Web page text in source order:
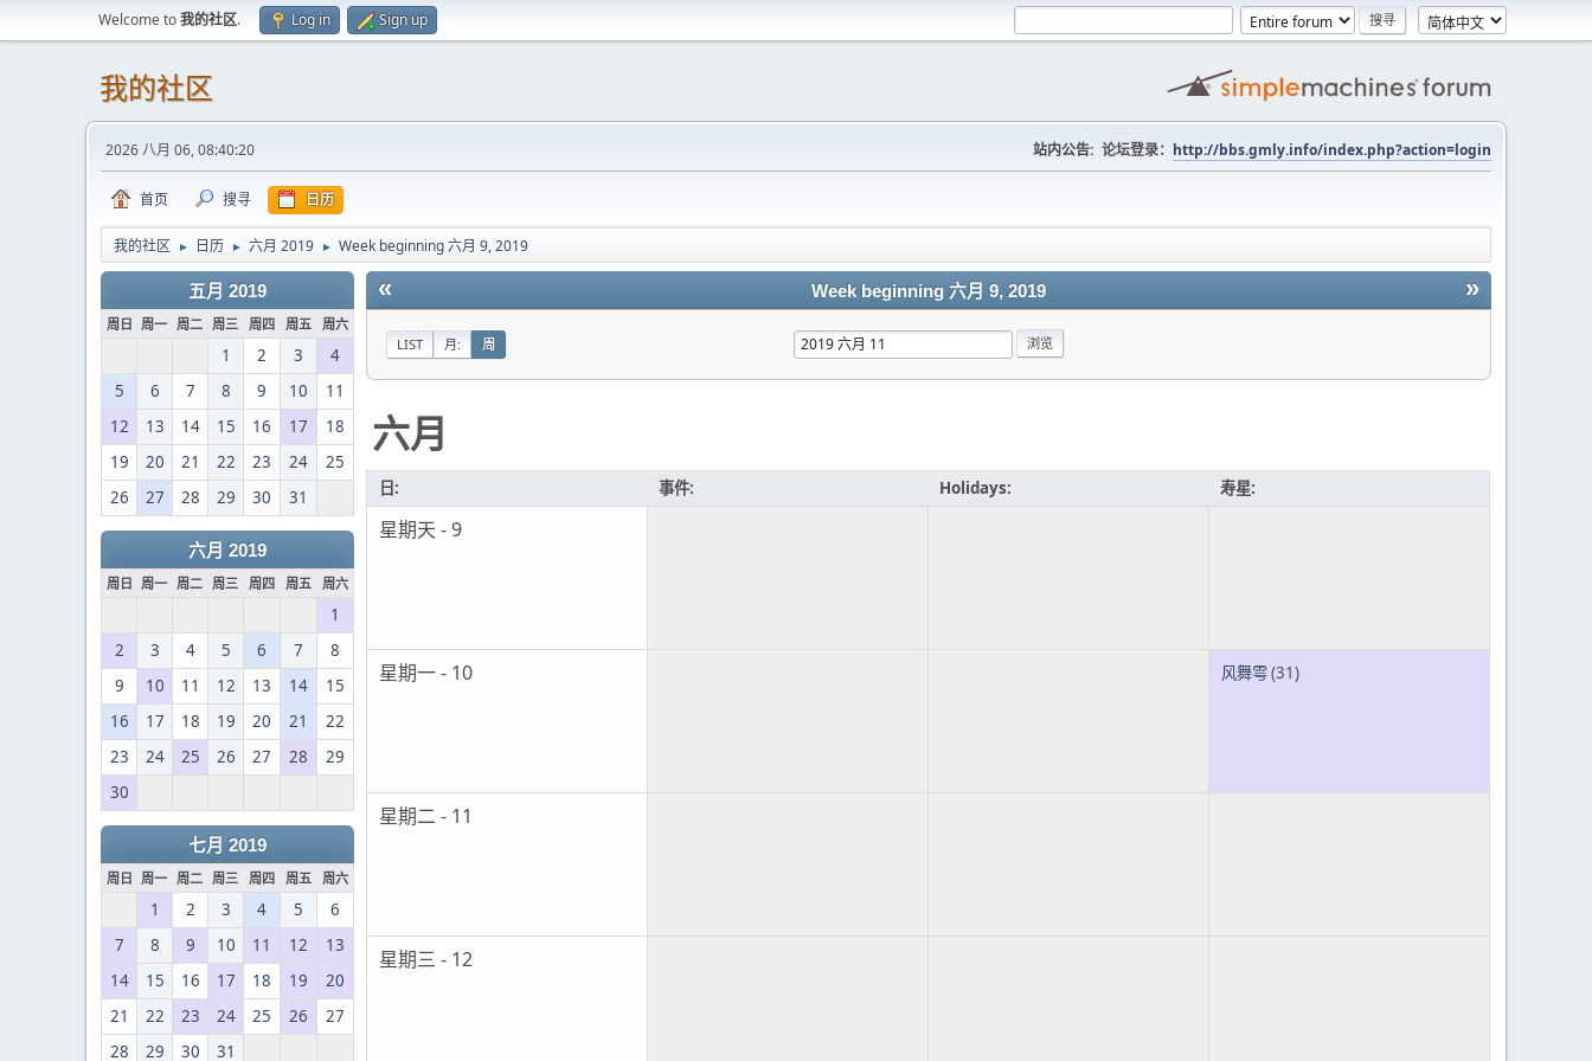
Welcome to我的社区. Log in Sign up
我的社区
2026 八月 06, 08:40:20 站内公告: 论坛登录： http://bbs.gmly.info/index.php?action=login
首页 搜寻 日历
我的社区 ► 日历 ► 六月 2019 ► Week beginning 六月 9, 2019
五月 2019
周日 周一 周二 周三 周四 周五 周六
1 2 3
4
5
6 7 8 9 10
11
12
13 14 15 16 17
18
19
20 21 22 23 24
25
26
27 28 29 30 31
六月 2019
周日 周一 周二 周三 周四 周五 周六
1
2
3 4 5 6 7
8
9
10 11 12 13 14
15
16
17 18 19 20 21
22
23
24 25 26 27 28
29
30
七月 2019
周日 周一 周二 周三 周四 周五 周六
1 2 3 4 5
6
7
8 9 10 11 12
13
14
15 16 17 18 19
20
21
22 23 24 25 26
27
28
29 30 31
« »
Week beginning 六月 9, 2019
LIST 月: 周
六月
日: 事件: Holidays: 寿星:
星期天 - 9
星期一 - 10 风舞雩(31)
星期二 - 11
星期三 - 12